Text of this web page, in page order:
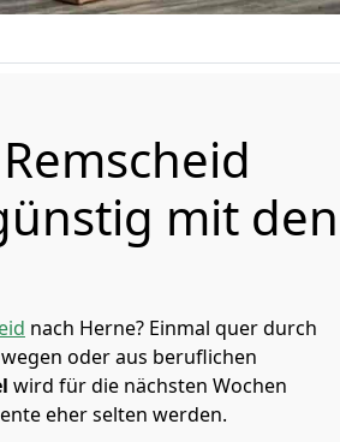
mit den
nach Herne? Einmal quer durch
oder aus beruflichen
wird für die nächsten Wochen
eher selten werden.